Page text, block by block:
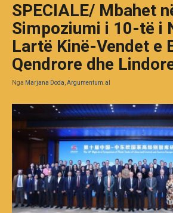
SPECIALE/ Mbahet
Simpoziumi i 10-të i
Lartë Kinë-Vendet e
Qendrore dhe
Nga Marjana Doda, Argumentum.al